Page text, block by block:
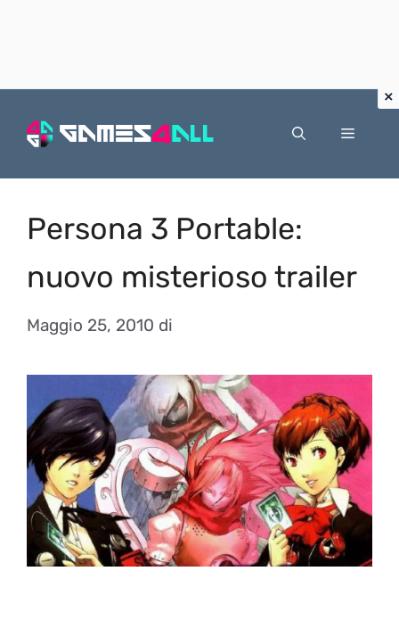
Menu
Persona 3 Portable:
nuovo misterioso trailer
Maggio 25, 2010 di